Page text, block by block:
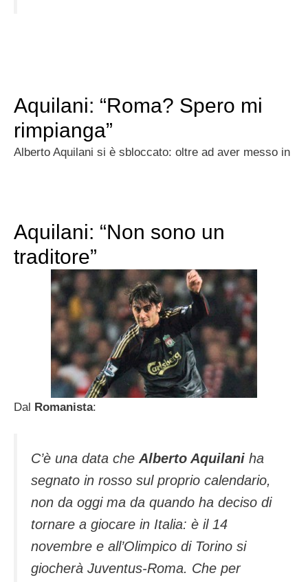
Aquilani: “Roma? Spero mi
rimpianga”
Alberto Aquilani si è sbloccato: oltre ad aver messo in
Aquilani: “Non sono un
traditore”
Dal Romanista:
C’è una data che Alberto Aquilani ha
segnato in rosso sul proprio calendario,
non da oggi ma da quando ha deciso di
tornare a giocare in Italia: è il 14
novembre e all’Olimpico di Torino si
giocherà Juventus-Roma. Che per